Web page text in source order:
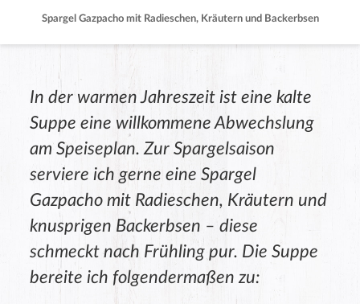
Spargel Gazpacho mit Radieschen, Kräutern und Backerbsen
In der warmen Jahreszeit ist eine kalte
Suppe eine willkommene Abwechslung
am Speiseplan. Zur Spargelsaison
serviere ich gerne eine Spargel
Gazpacho mit Radieschen, Kräutern und
knusprigen Backerbsen – diese
schmeckt nach Frühling pur. Die Suppe
bereite ich folgendermaßen zu: